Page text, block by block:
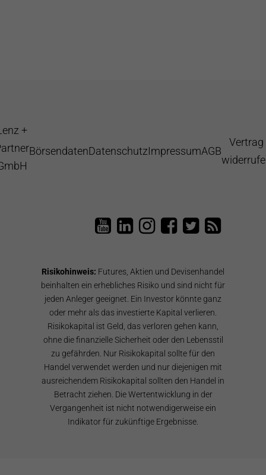
+
BörsendatenDatenschutzImpressumAGB
Vertrag
L
e
a
r
t
n
e
r
a
u
f
Y
o
u
T
u
b
T
a
n
B
ö
r
s
e
n
s
o
f
t
w
r
e
L
e
n
d
P
r
t
n
e
r
a
u
f
F
a
c
L
e
n
d
P
a
r
t
n
e
r
a
u
f
T
w
Risikohinweis: Futures, Aktien und Devisenhandel
beinhalten ein erhebliches Risiko und sind nicht für
jeden Anleger geeignet. Ein Investor könnte ganz
oder mehr als das investierte Kapital verlieren.
Risikokapital ist Geld, das verloren gehen kann,
ohne die finanzielle Sicherheit oder den Lebensstil
zu gefährden. Nur Risikokapital sollte für den
Handel verwendet werden und nur diejenigen mit
ausreichendem Risikokapital sollten den Handel in
Betracht ziehen. Die Wertentwicklung in der
Vergangenheit ist nicht notwendigerweise ein
Indikator für zukünftige Ergebnisse.